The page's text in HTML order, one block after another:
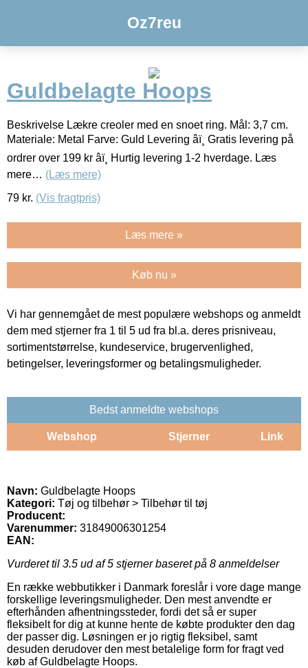
Oz7reu
Guldbelagte Hoops
Beskrivelse Lækre creoler med en snoet ring. Mål: 3,7 cm.
Materiale: Metal Farve: Guld Levering âï¸ Gratis levering på
ordrer over 199 kr âï¸ Hurtig levering 1-2 hverdage. Læs
mere… (Læs mere)
79 kr. (Vis fragtpris)
Læs mere »
Køb nu »
Vi har gennemgået de mest populære webshops og anmeldt
dem med stjerner fra 1 til 5 ud fra bl.a. deres prisniveau,
sortimentstørrelse, kundeservice, brugervenlighed,
betingelser, leveringsformer og betalingsmuligheder.
Bedst anmeldte webshops
Webshop Stjerner Link
Navn: Guldbelagte Hoops
Kategori: Tøj og tilbehør > Tilbehør til tøj
Producent:
Varenummer: 31849006301254
EAN:
Vurderet til 3.5 ud af 5 stjerner baseret på 8 anmeldelser
En række webbutikker i Danmark foreslår i vore dage mange
forskellige leveringsmuligheder. Den mest anvendte er
efterhånden afhentningssteder, fordi det så er super
fleksibelt for dig at kunne hente de købte produkter den dag
der passer dig. Løsningen er jo rigtig fleksibel, samt
desuden derudover den mest betalelige form for fragt ved
køb af Guldbelagte Hoops.